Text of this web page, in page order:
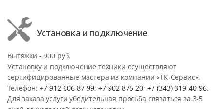
Установка и подключение
Вытяжки - 900 руб.
Установку и подключение техники осуществляют
сертифицированные мастера из компании «ТК-Сервис».
Телефон: +7 912 606 87 99; +7 902 875 20; +7 (343) 319-40-96.
Для заказа услуги убедительная просьба связаться за 3-5